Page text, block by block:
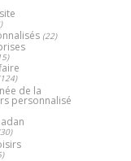
(22)
de la
personnalisé